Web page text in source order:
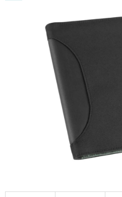
hviezdičiek.